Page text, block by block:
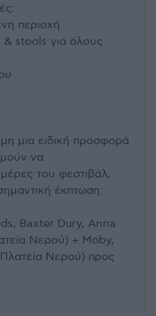
περιοχή
stools για όλους
μια ειδική προσφορά
να
του φεστιβάλ,
έκπτωση:
Baxter Dury, Anna
Νερού) + Moby,
Νερού) προς